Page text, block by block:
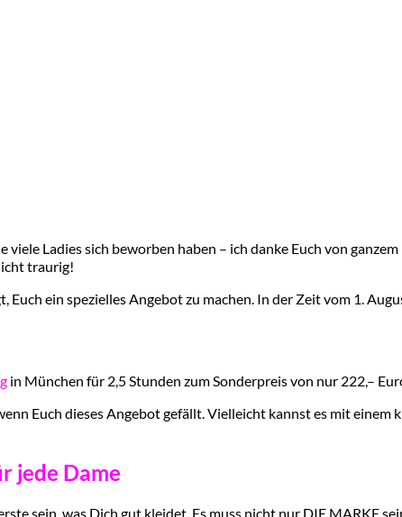
viele Ladies sich beworben haben – ich danke Euch von
traurig!
Euch ein spezielles Angebot zu machen. In der Zeit vom 1.
in München für 2,5 Stunden zum Sonderpreis von nur 222,–
Euch dieses Angebot gefällt. Vielleicht kannst es mit
jede Dame
sein, was Dich gut kleidet. Es muss nicht nur DIE MARKE